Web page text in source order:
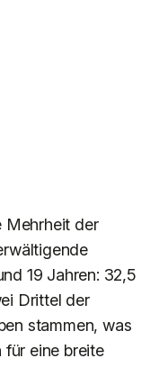
Mehrheit der
19 Jahren: 32,5
Drittel der
stammen, was
für eine breite